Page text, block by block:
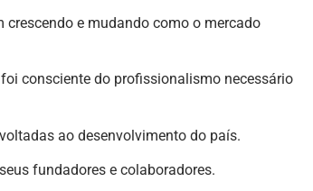
crescendo e mudando como o mercado
consciente do profissionalismo necessário
ao desenvolvimento do país.
fundadores e colaboradores.